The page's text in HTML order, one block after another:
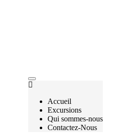
Accueil
Excursions
Qui sommes-nous
Contactez-Nous